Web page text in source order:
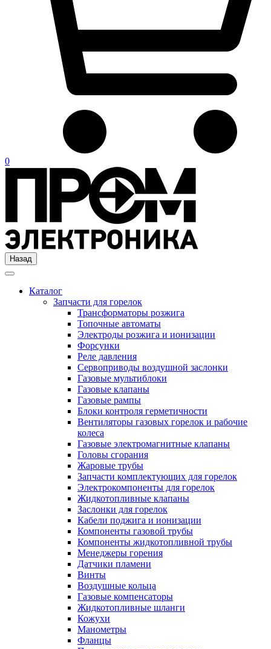
0
Назад
Каталог
Запчасти для горелок
Трансформаторы розжига
Топочные автоматы
Электроды розжига и ионизации
Форсунки
Реле давления
Сервоприводы воздушной заслонки
Газовые мультиблоки
Газовые клапаны
Газовые рампы
Блоки контроля герметичности
Вентиляторы газовых горелок и рабочие
колеса
Газовые электромагнитные клапаны
Головы сгорания
Жаровые трубы
Запчасти комплектующих для горелок
Электрокомпоненты для горелок
Жидкотопливные клапаны
Заслонки для горелок
Кабели поджига и ионизации
Компоненты газовой трубы
Компоненты жидкотопливной трубы
Менеджеры горения
Датчики пламени
Винты
Воздушные кольца
Газовые компенсаторы
Жидкотопливные шланги
Кожухи
Манометры
Фланцы